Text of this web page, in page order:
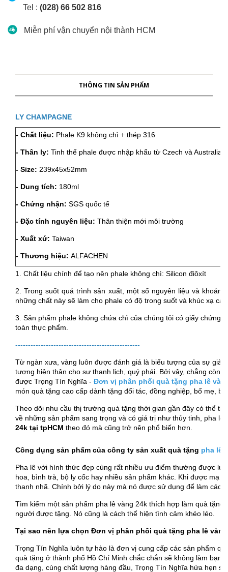
Tel : (028) 66 502 816
Miễn phí vận chuyển nội thành HCM
THÔNG TIN SẢN PHẨM
LY CHAMPAGNE
- Chất liệu: Phale K9 không chì + thép 316
- Thân ly: Tinh thể phale được nhập khẩu từ Czech và Australia
- Size: 239x45x52mm
- Dung tích: 180ml
- Chứng nhận: SGS quốc tế
- Đặc tính nguyên liệu: Thân thiện mới môi trường
- Xuất xứ: Taiwan
- Thương hiệu: ALFACHEN
1. Chất liệu chính để tạo nên phale không chì: Silicon điôxít
2. Trong suốt quá trình sản xuất, một số nguyên liệu và
những chất này sẽ làm cho phale có độ trong suốt và khúc xạ
3. Sản phẩm phale không chứa chì của chúng tôi có giấy chứng
toàn thực phẩm.
-------------------------------------------------
Từ ngàn xưa, vàng luôn được đánh giá là biểu tượng của sự
tượng hiện thân cho sự thanh lịch, quý phái. Bởi vậy, chẳng còn
được Trọng Tín Nghĩa - Đơn vị phân phối quà tặng pha lê
món quà tặng cao cấp dành tặng đối tác, đồng nghiệp, bố mẹ,
Theo dõi nhu cầu thị trường quà tặng thời gian gần đây có thể
về những sản phẩm sang trọng và có giá trị như thủy tinh, pha
24k tại tpHCM theo đó mà cũng trở nên phổ biến hơn.
Công dụng sản phẩm của công ty sản xuất quà tặng pha lê
Pha lê với hình thức đẹp cùng rất nhiều ưu điểm thường được
hoa, bình trà, bộ ly cốc hay nhiều sản phẩm khác. Khi được mạ
thanh nhã. Chính bởi lý do này mà nó được sử dụng để làm các
Tìm kiếm một sản phẩm pha lê vàng 24k thích hợp làm quà
người được tặng. Nó cũng là cách thể hiện tình cảm khéo léo.
Tại sao nên lựa chọn Đơn vị phân phối quà tặng pha lê
Trọng Tín Nghĩa luôn tự hào là đơn vị cung cấp các sản phẩm
quà tặng ở thành phố Hồ Chí Minh chắc chắn sẽ không làm bạn
đa dạng, cùng chất lượng hàng đầu, Trọng Tín Nghĩa hứa hẹn